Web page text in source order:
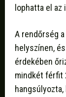
lophatta el az
A rendőrség
helyszínen,
érdekében
mindkét férfit